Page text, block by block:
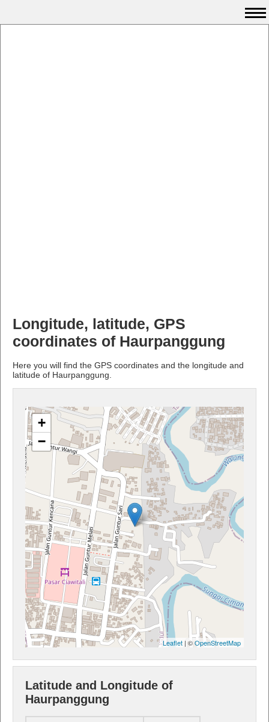
Longitude, latitude, GPS
coordinates of Haurpanggung
Here you will find the GPS coordinates and the longitude and
latitude of Haurpanggung.
+
−
Leaflet | ©OpenStreetMap
Latitude and Longitude of
Haurpanggung